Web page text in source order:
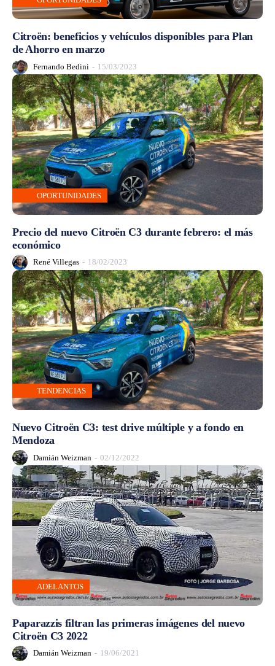
Citroën: beneficios y vehículos disponibles para Plan
de Ahorro en marzo
Fernando Bedini - 15/03/2023
OPORTUNIDADES
Precio del nuevo Citroën C3 durante febrero: el más
económico
René Villegas - 18/02/2023
TENDENCIAS
Nuevo Citroën C3: test drive múltiple y a fondo en
Mendoza
Damián Weizman - 02/12/2022
ADELANTOS
Paparazzis filtran las primeras imágenes del nuevo
Citroën C3 2022
Damián Weizman - 19/06/2021